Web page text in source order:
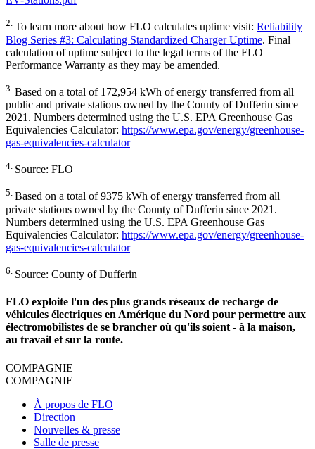
2. To learn more about how FLO calculates uptime visit: Reliability
Blog Series #3: Calculating Standardized Charger Uptime. Final
calculation of uptime subject to the legal terms of the FLO
Performance Warranty as they may be amended.
3. Based on a total of 172,954 kWh of energy transferred from all
public and private stations owned by the County of Dufferin since
2021. Numbers determined using the U.S. EPA Greenhouse Gas
Equivalencies Calculator: https://www.epa.gov/energy/greenhouse-
gas-equivalencies-calculator
4. Source: FLO
5. Based on a total of 9375 kWh of energy transferred from all
private stations owned by the County of Dufferin since 2021.
Numbers determined using the U.S. EPA Greenhouse Gas
Equivalencies Calculator: https://www.epa.gov/energy/greenhouse-
gas-equivalencies-calculator
6. Source: County of Dufferin
FLO exploite l'un des plus grands réseaux de recharge de
véhicules électriques en Amérique du Nord pour permettre aux
électromobilistes de se brancher où qu'ils soient - à la maison,
au travail et sur la route.
COMPAGNIE
COMPAGNIE
À propos de FLO
Direction
Nouvelles & presse
Salle de presse